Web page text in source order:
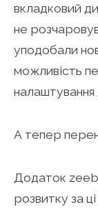
вкладковий
не
уподобали
можливість
А тепер
Додаток
розвитку за